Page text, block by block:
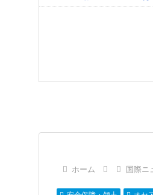
ホーム 国際ニ